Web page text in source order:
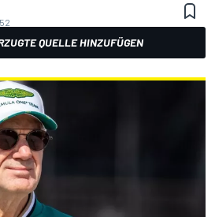
QUELLE HINZUFÜGEN